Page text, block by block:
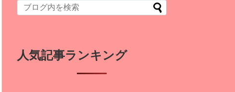
人気記事ランキング